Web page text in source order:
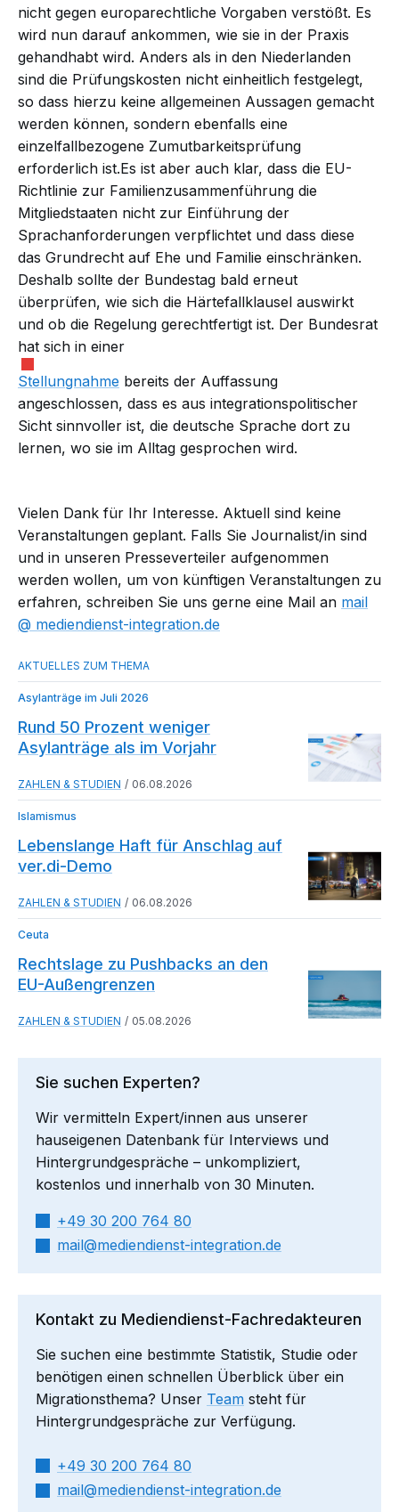
nicht gegen europarechtliche Vorgaben verstößt. Es
wird nun darauf ankommen, wie sie in der Praxis
gehandhabt wird. Anders als in den Niederlanden
sind die Prüfungskosten nicht einheitlich festgelegt,
so dass hierzu keine allgemeinen Aussagen gemacht
werden können, sondern ebenfalls eine
einzelfallbezogene Zumutbarkeitsprüfung
erforderlich ist.Es ist aber auch klar, dass die EU-
Richtlinie zur Familienzusammenführung die
Mitgliedstaaten nicht zur Einführung der
Sprachanforderungen verpflichtet und dass diese
das Grundrecht auf Ehe und Familie einschränken.
Deshalb sollte der Bundestag bald erneut
überprüfen, wie sich die Härtefallklausel auswirkt
und ob die Regelung gerechtfertigt ist. Der Bundesrat
hat sich in einer
Stellungnahme bereits der Auffassung
angeschlossen, dass es aus integrationspolitischer
Sicht sinnvoller ist, die deutsche Sprache dort zu
lernen, wo sie im Alltag gesprochen wird.
Vielen Dank für Ihr Interesse. Aktuell sind keine
Veranstaltungen geplant. Falls Sie Journalist/in sind
und in unseren Presseverteiler aufgenommen
werden wollen, um von künftigen Veranstaltungen zu
erfahren, schreiben Sie uns gerne eine Mail an mail​
mediendienst-integration.de
Asylanträge im Juli 2026
Rund 50 Prozent weniger
Asylanträge als im Vorjahr
ZAHLEN & STUDIEN 06.08.2026
Islamismus
Lebenslange Haft für Anschlag auf
ver.di-Demo
ZAHLEN & STUDIEN 06.08.2026
Ceuta
Rechtslage zu Pushbacks an den
EU-Außengrenzen
ZAHLEN & STUDIEN 05.08.2026
Sie suchen Experten?
Wir vermitteln Expert/innen aus unserer
hauseigenen Datenbank für Interviews und
Hintergrundgespräche – unkompliziert,
kostenlos und innerhalb von 30 Minuten.
+49 30 200 764 80
mail​
mediendienst-integration.de
Kontakt zu Mediendienst-Fachredakteuren
Sie suchen eine bestimmte Statistik, Studie oder
benötigen einen schnellen Überblick über ein
Migrationsthema? Unser Team steht für
Hintergrundgespräche zur Verfügung.
+49 30 200 764 80
mail​
mediendienst-integration.de